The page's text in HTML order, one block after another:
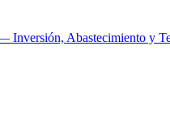
Inversión, Abastecimiento y